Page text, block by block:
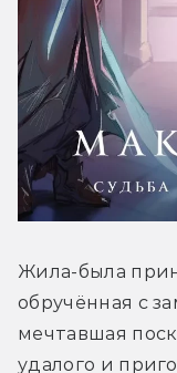
Жила-была
обручённая с
мечтавшая
удалого и